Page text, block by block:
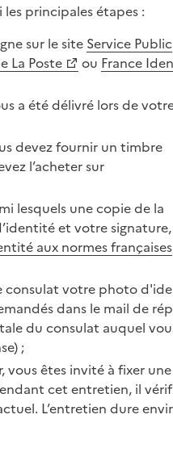
principales étapes :
sur le site Service Public
La Poste ou France
a été délivré lors de
devez fournir un timbre
l’acheter sur
lesquels une copie de la
et votre
aux normes françaises
consulat votre photo
dans le mail de
du consulat auquel
;
vous êtes invité à fixer
cet entretien, il
L’entretien dure